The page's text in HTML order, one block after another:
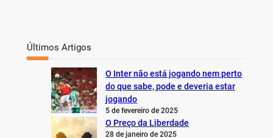
Últimos Artigos
O Inter não está jogando nem perto
do que sabe, pode e deveria estar
jogando
5 de fevereiro de 2025
O Preço da Liberdade
28 de janeiro de 2025